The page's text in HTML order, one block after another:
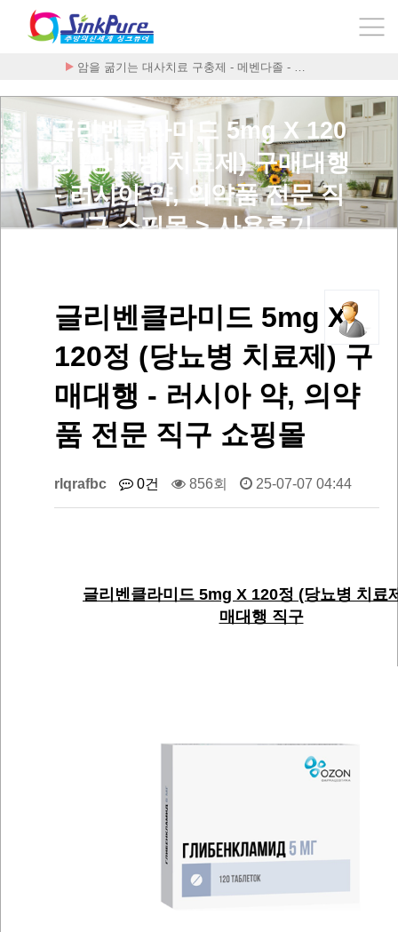
암을 굶기는 대사치료 구충제 - 메벤다졸 - …
글리벤클라미드 5mg X 120
정 (당뇨병 치료제) 구매대행
- 러시아 약, 의약품 전문 직
구 쇼핑몰 > 사용후기
글리벤클라미드 5mg X
120정 (당뇨병 치료제) 구
매대행 - 러시아 약, 의약
품 전문 직구 쇼핑몰
rlqrafbc 0건 856회 25-07-07 04:44
글리벤클라미드 5mg X 120정 (당뇨병 치료
매대행 직구